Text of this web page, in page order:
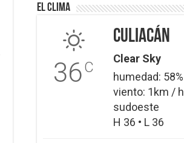
El Clima
36C
Culiacán
Clear Sky
humedad: 58%
viento: 1km / h
sudoeste
H 36 • L 36